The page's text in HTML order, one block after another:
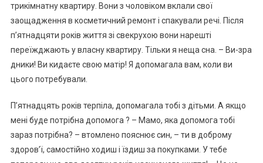
трикімнатну квартиру. Вони з чоловіком вклали свої
заощадження в косметичний ремонт і спакували речі. Після
п’ятнадцяти років життя зі свекрухою вони нарешті
переїжджають у власну квартиру. Тільки я неща сна. – Ви-зра
дники! Ви кидаєте свою матір! Я допомагала вам, коли ви
цього потребували.
П’ятнадцять років терпіла, допомагала тобі з дітьми. А якщо
мені буде потрібна допомога ? – Мамо, яка допомога тобі
зараз потрібна? – втомлено пояснює син, – ти в доброму
здоров’ї, самостійно ходиш і їздиш за покупками. У тебе